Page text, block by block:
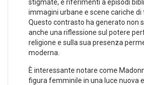
stigmate, e riferimenti a episodi
immagini urbane e scene cariche ⁣di
Questo contrasto ha generato non
⁢anche una riflessione sul potere
religione e sulla sua presenza
moderna.
È interessante notare come
figura femminile in una luce nuova